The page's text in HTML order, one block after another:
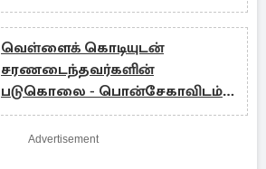
இந்தியா
வெள்ளைக் கொடியுடன்
சரணடைந்தவர்களின்
படுகொலை - பொன்சேகாவிடம்
விசாரணை - அரசுக்கு அழுத்தம்
Advertisement